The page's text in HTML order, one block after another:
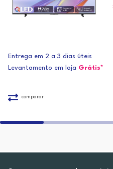
Entrega em 2 a 3 dias úteis
Levantamento em loja Grátis*
comparar